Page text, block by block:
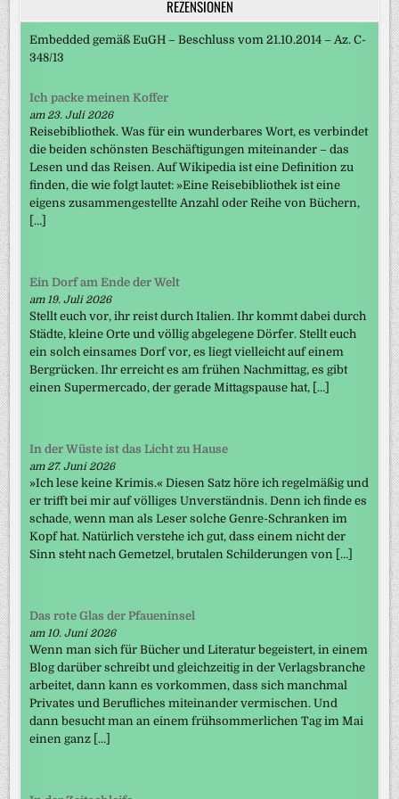
REZENSIONEN
Embedded gemäß EuGH – Beschluss vom 21.10.2014 – Az. C-
348/13
Ich packe meinen Koffer
am 23. Juli 2026
Reisebibliothek. Was für ein wunderbares Wort, es verbindet
die beiden schönsten Beschäftigungen miteinander – das
Lesen und das Reisen. Auf Wikipedia ist eine Definition zu
finden, die wie folgt lautet: »Eine Reisebibliothek ist eine
eigens zusammengestellte Anzahl oder Reihe von Büchern,
[…]
Ein Dorf am Ende der Welt
am 19. Juli 2026
Stellt euch vor, ihr reist durch Italien. Ihr kommt dabei durch
Städte, kleine Orte und völlig abgelegene Dörfer. Stellt euch
ein solch einsames Dorf vor, es liegt vielleicht auf einem
Bergrücken. Ihr erreicht es am frühen Nachmittag, es gibt
einen Supermercado, der gerade Mittagspause hat, […]
In der Wüste ist das Licht zu Hause
am 27. Juni 2026
»Ich lese keine Krimis.« Diesen Satz höre ich regelmäßig und
er trifft bei mir auf völliges Unverständnis. Denn ich finde es
schade, wenn man als Leser solche Genre-Schranken im
Kopf hat. Natürlich verstehe ich gut, dass einem nicht der
Sinn steht nach Gemetzel, brutalen Schilderungen von […]
Das rote Glas der Pfaueninsel
am 10. Juni 2026
Wenn man sich für Bücher und Literatur begeistert, in einem
Blog darüber schreibt und gleichzeitig in der Verlagsbranche
arbeitet, dann kann es vorkommen, dass sich manchmal
Privates und Berufliches miteinander vermischen. Und
dann besucht man an einem frühsommerlichen Tag im Mai
einen ganz […]